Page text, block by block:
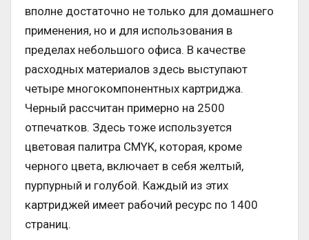
вполне достаточно не только для домашнего
применения, но и для использования в
пределах небольшого офиса. В качестве
расходных материалов здесь выступают
четыре многокомпонентных картриджа.
Черный рассчитан примерно на 2500
отпечатков. Здесь тоже используется
цветовая палитра CMYK, которая, кроме
черного цвета, включает в себя желтый,
пурпурный и голубой. Каждый из этих
картриджей имеет рабочий ресурс по 1400
страниц.